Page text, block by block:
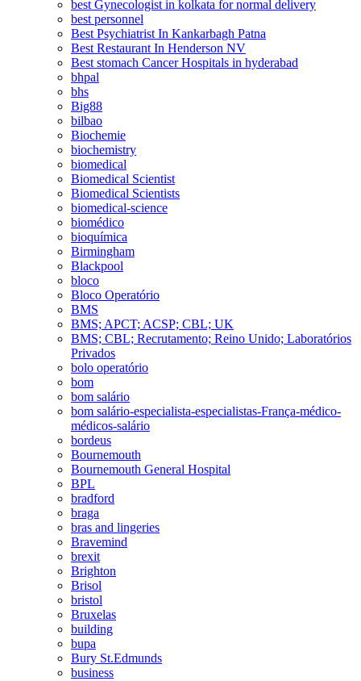
best Gynecologist in kolkata for normal delivery
best personnel
Best Psychiatrist In Kankarbagh Patna
Best Restaurant In Henderson NV
Best stomach Cancer Hospitals in hyderabad
bhpal
bhs
Big88
bilbao
Biochemie
biochemistry
biomedical
Biomedical Scientist
Biomedical Scientists
biomedical-science
biomédico
bioquímica
Birmingham
Blackpool
bloco
Bloco Operatório
BMS
BMS; APCT; ACSP; CBL; UK
BMS; CBL; Recrutamento; Reino Unido; Laboratórios
Privados
bolo operatório
bom
bom salário
bom salário-especialista-especialistas-França-médico-
médicos-salário
bordeus
Bournemouth
Bournemouth General Hospital
BPL
bradford
braga
bras and lingeries
Bravemind
brexit
Brighton
Brisol
bristol
Bruxelas
building
bupa
Bury St.Edmunds
business